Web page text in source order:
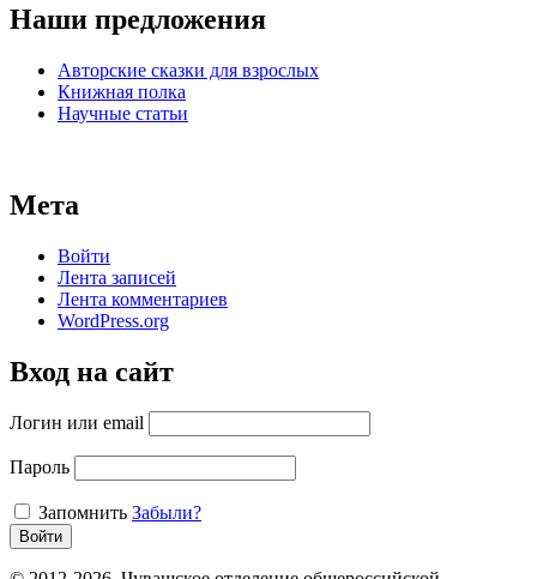
Наши предложения
Авторские сказки для взрослых
Книжная полка
Научные статьи
Мета
Войти
Лента записей
Лента комментариев
WordPress.org
Вход на сайт
Логин или email
Пароль
Запомнить Забыли?
Войти